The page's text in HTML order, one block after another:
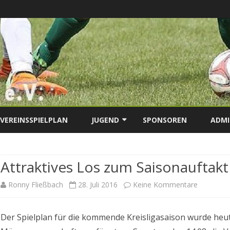
to
VEREINSSPIELPLAN JUGEND
JUGENDTERMINE
SPONSOREN
Attraktives Los zum Saisonauftakt
Ronny Fließbach 28. Juli 2016 Keine Kommentare
Los
Der Spielplan für die kommende Kreisligasaison wurde